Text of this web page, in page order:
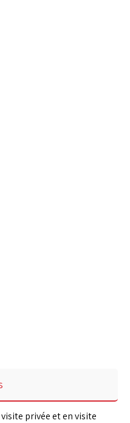
privée et en visite